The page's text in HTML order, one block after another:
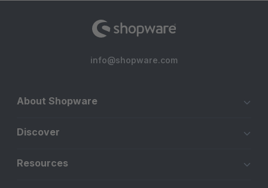
info@shopware.com
About Shopware
Discover
Resources